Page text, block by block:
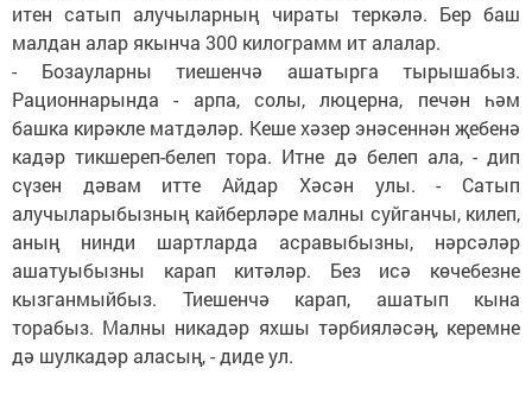
итен сатып алучыларның чираты теркәлә. Бер баш
малдан алар якынча 300 килограмм ит алалар.
- Бозауларны тиешенчә ашатырга тырышабыз.
Рационнарында - арпа, солы, люцерна, печән һәм
башка кирәкле матдәләр. Кеше хәзер энәсеннән җебенә
кадәр тикшереп-белеп тора. Итне дә белеп ала, - дип
сүзен дәвам итте Айдар Хәсән улы. - Сатып
алучыларыбызның кайберләре малны суйганчы, килеп,
аның нинди шартларда асравыбызны, нәрсәләр
ашатуыбызны карап китәләр. Без исә көчебезне
кызганмыйбыз. Тиешенчә карап, ашатып кына
торабыз. Малны никадәр яхшы тәрбияләсәң, керемне
дә шулкадәр аласың, - диде ул.